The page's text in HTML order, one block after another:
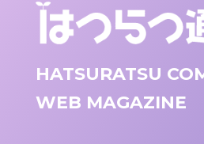
HATSURATSU
WEB MAGAZINE